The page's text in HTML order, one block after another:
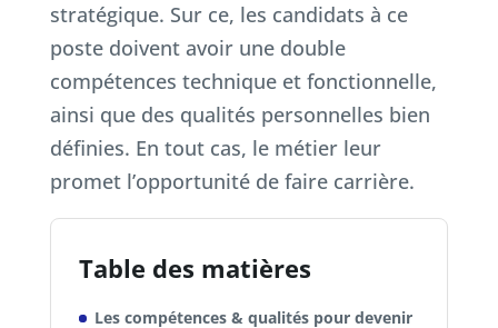
stratégique. Sur ce, les candidats à ce
poste doivent avoir une double
compétences technique et fonctionnelle,
ainsi que des qualités personnelles bien
définies. En tout cas, le métier leur
promet l’opportunité de faire carrière.
Table des matières
Les compétences & qualités pour devenir